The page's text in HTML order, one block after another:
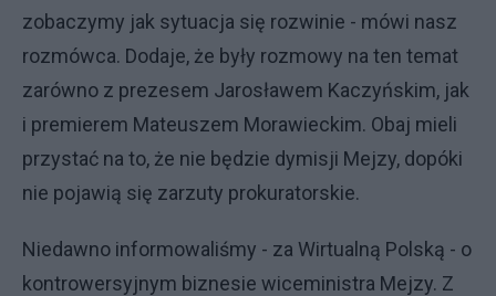
zobaczymy jak sytuacja się rozwinie - mówi nasz
rozmówca. Dodaje, że były rozmowy na ten temat
zarówno z prezesem Jarosławem Kaczyńskim, jak
i premierem Mateuszem Morawieckim. Obaj mieli
przystać na to, że nie będzie dymisji Mejzy, dopóki
nie pojawią się zarzuty prokuratorskie.
Niedawno informowaliśmy - za Wirtualną Polską - o
kontrowersyjnym biznesie wiceministra Mejzy. Z